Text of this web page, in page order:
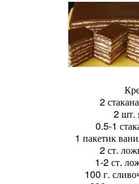
2
2 шт.
0.5-1
1 пакетик
2 ст.
1-2 ст.
100 г.